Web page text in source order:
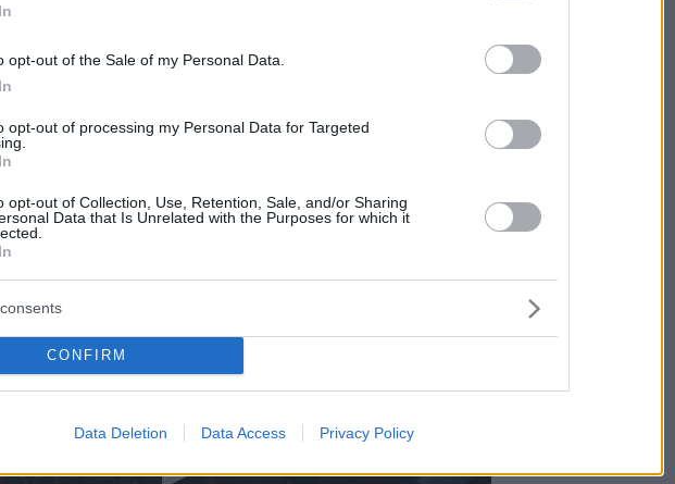
opt-out of the Sale of my Personal Data.
opt-out of processing my Personal Data for Targeted
opt-out of Collection, Use, Retention, Sale, and/or Sharing
Data that Is Unrelated with the Purposes for which it
CONFIRM
Data Deletion Data Access Privacy Policy
δύο νέων λέμβων νότια της Κρήτης.
άτομα εντοπίστηκαν από εναέρια μέσα της
9 και 22 ναυτικών μιλίων ανοιχτά
και περισυνελέγησαν με ασφάλεια.